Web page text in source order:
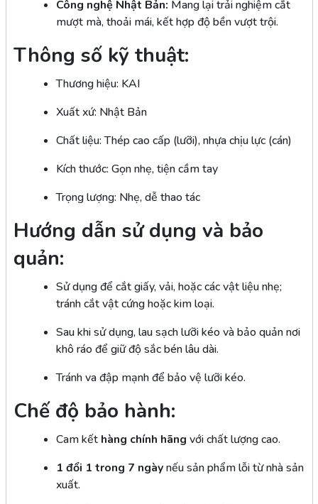
Công nghệ Nhật Bản: Mang lại trải nghiệm cắt
mượt mà, thoải mái, kết hợp độ bền vượt trội.
Thông số kỹ thuật:
Thương hiệu: KAI
Xuất xứ: Nhật Bản
Chất liệu: Thép cao cấp (lưỡi), nhựa chịu lực (cán)
Kích thước: Gọn nhẹ, tiện cầm tay
Trọng lượng: Nhẹ, dễ thao tác
Hướng dẫn sử dụng và bảo
quản:
Sử dụng để cắt giấy, vải, hoặc các vật liệu nhẹ;
tránh cắt vật cứng hoặc kim loại.
Sau khi sử dụng, lau sạch lưỡi kéo và bảo quản nơi
khô ráo để giữ độ sắc bén lâu dài.
Tránh va đập mạnh để bảo vệ lưỡi kéo.
Chế độ bảo hành:
Cam kết hàng chính hãng với chất lượng cao.
1 đổi 1 trong 7 ngàynếu sản phẩm lỗi từ nhà sản
xuất.